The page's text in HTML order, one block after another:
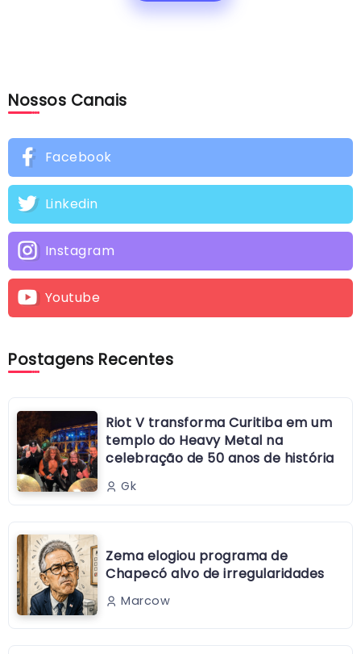
Nossos Canais
Facebook
Linkedin
Instagram
Youtube
Postagens Recentes
Riot V transforma Curitiba em um
templo do Heavy Metal na
celebração de 50 anos de história
Gk
Zema elogiou programa de
Chapecó alvo de irregularidades
Marcow